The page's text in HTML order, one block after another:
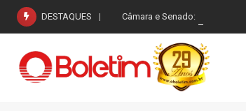
Skip
content
DESTAQUES Câmara e Senado: o peso